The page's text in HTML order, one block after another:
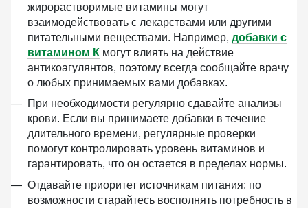
жирорастворимые витамины могут
взаимодействовать с лекарствами или другими
питательными веществами. Например, добавки с
витамином К могут влиять на действие
антикоагулянтов, поэтому всегда сообщайте врачу
о любых принимаемых вами добавках.
При необходимости регулярно сдавайте анализы
крови. Если вы принимаете добавки в течение
длительного времени, регулярные проверки
помогут контролировать уровень витаминов и
гарантировать, что он остается в пределах нормы.
Отдавайте приоритет источникам питания: по
возможности старайтесь восполнять потребность в